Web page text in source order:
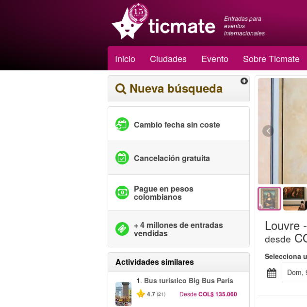
Entradas para
eventos
internacionales
Inicio Ciudades Evento Sobre Ticmate
Nueva búsqueda
Cambio fecha sin coste
Cancelación gratuita
Pague en pesos
colombianos
+ 4 millones de entradas
vendidas
Actividades similares
1. Bus turístico Big Bus París
4.7 (21) DesdeCOL$ 135.060
Louvre
desde
Selecciona